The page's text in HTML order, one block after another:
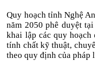
Quy hoạch tỉnh Nghệ
năm 2050 phê duyệt
khai lập các quy
tính chất kỹ thuật,
theo quy định của pháp